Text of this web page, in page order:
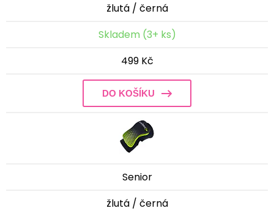
žlutá / černá
Skladem (3+ ks)
499 Kč
DO KOŠÍKU
Senior
žlutá / černá